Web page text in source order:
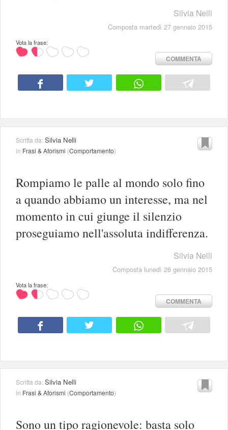
Silvia Nelli
Composta martedì 27 gennaio 2015
Vota la frase:
COMMENTA
Scritta da:Silvia Nelli
in Frasi & Aforismi (Comportamento)
Rompiamo le palle al mondo solo fino
a quando abbiamo un interesse, ma nel
momento in cui giunge il silenzio
proseguiamo nell'assoluta indifferenza.
Silvia Nelli
Composta lunedì 26 gennaio 2015
Vota la frase:
COMMENTA
Scritta da:Silvia Nelli
in Frasi & Aforismi (Comportamento)
Sono un tipo ragionevole: basta solo